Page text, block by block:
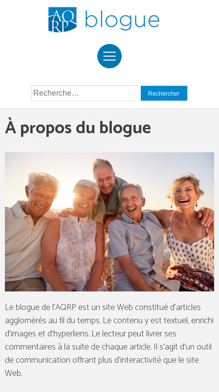
Rechercher :
À propos du blogue
Le blogue de l’AQRP est un site Web constitué d’articles
agglomérés au fil du temps. Le contenu y est textuel, enrichi
d’images et d’hyperliens. Le lecteur peut livrer ses
commentaires à la suite de chaque article. Il s’agit d’un outil
de communication offrant plus d’interactivité que le site
Web.